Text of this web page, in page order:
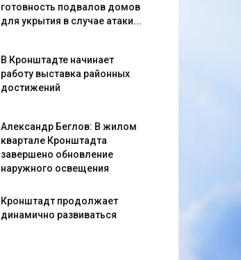
готовность подвалов домов
для укрытия в случае атаки...
В Кронштадте начинает
работу выставка районных
достижений
Александр Беглов: В жилом
квартале Кронштадта
завершено обновление
наружного освещения
Кронштадт продолжает
динамично развиваться